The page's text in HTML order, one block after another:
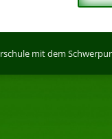
mit dem